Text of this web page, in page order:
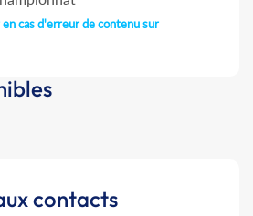
cas d'erreur de contenu sur
contacts